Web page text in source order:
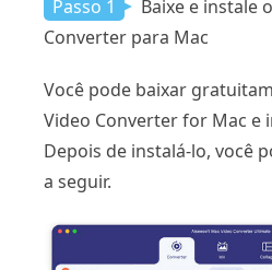
Passo 1
Baixe e instale
Converter para Mac
Você pode baixar
Video Converter for Mac e
Depois de instalá-lo, você
a seguir.